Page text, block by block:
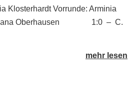
Klosterhardt Vorrunde: Arminia
Oberhausen 1:0 – C.
mehr lesen